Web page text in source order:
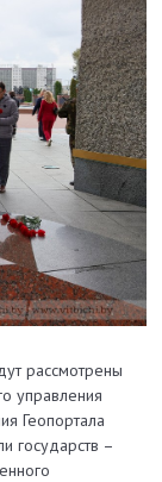
рассмотрены
управления
Геопортала
государств –